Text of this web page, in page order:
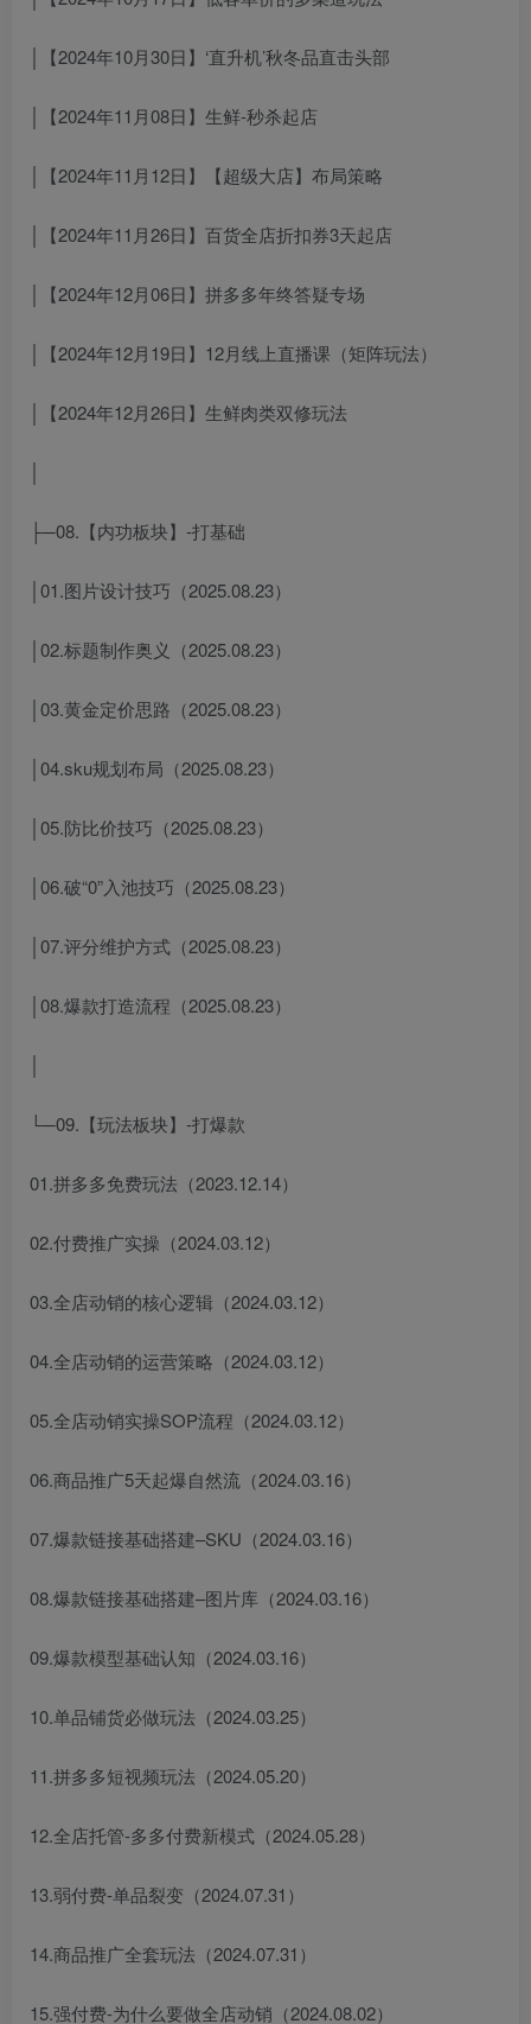
│【2024年10月30日】‘直升机’秋冬品直击头部
│【2024年11月08日】生鲜-秒杀起店
│【2024年11月12日】【超级大店】布局策略
│【2024年11月26日】百货全店折扣券3天起店
│【2024年12月06日】拼多多年终答疑专场
│【2024年12月19日】12月线上直播课（矩阵玩法）
│【2024年12月26日】生鲜肉类双修玩法
├─08.【内功板块】-打基础
│01.图片设计技巧（2025.08.23）
│02.标题制作奥义（2025.08.23）
│03.黄金定价思路（2025.08.23）
│04.sku规划布局（2025.08.23）
│05.防比价技巧（2025.08.23）
│06.破“0”入池技巧（2025.08.23）
│07.评分维护方式（2025.08.23）
│08.爆款打造流程（2025.08.23）
└─09.【玩法板块】-打爆款
01.拼多多免费玩法（2023.12.14）
02.付费推广实操（2024.03.12）
03.全店动销的核心逻辑（2024.03.12）
04.全店动销的运营策略（2024.03.12）
05.全店动销实操SOP流程（2024.03.12）
06.商品推广5天起爆自然流（2024.03.16）
07.爆款链接基础搭建–SKU（2024.03.16）
08.爆款链接基础搭建–图片库（2024.03.16）
09.爆款模型基础认知（2024.03.16）
10.单品铺货必做玩法（2024.03.25）
11.拼多多短视频玩法（2024.05.20）
12.全店托管-多多付费新模式（2024.05.28）
13.弱付费-单品裂变（2024.07.31）
14.商品推广全套玩法（2024.07.31）
15.强付费-为什么要做全店动销（2024.08.02）